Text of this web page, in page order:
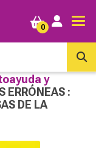
0
y
ERRÓNEAS :
DE LA